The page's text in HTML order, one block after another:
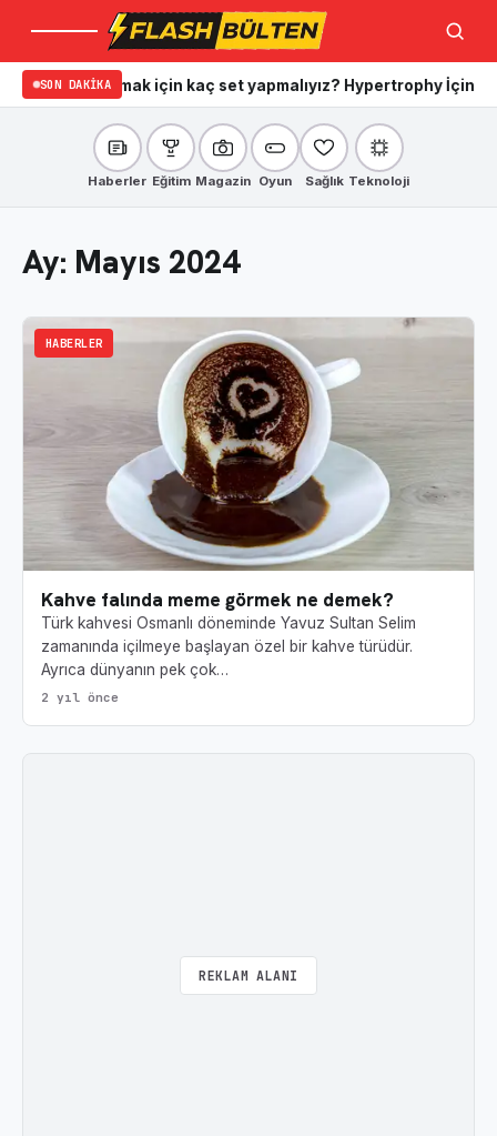
Menü Ara
SON DAKIKA
kazanmak için kaç set yapmalıyız? Hypertrophy İçin İdeal
Haberler Eğitim Magazin Oyun Sağlık Teknoloji
Ay: Mayıs 2024
HABERLER
Kahve falında meme görmek ne demek?
Türk kahvesi Osmanlı döneminde Yavuz Sultan Selim
zamanında içilmeye başlayan özel bir kahve türüdür.
Ayrıca dünyanın pek çok…
2 yıl önce
REKLAM ALANI